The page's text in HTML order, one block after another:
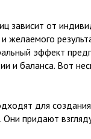
зависит от
желаемого
эффект
и баланса. Вот
для
Они придают